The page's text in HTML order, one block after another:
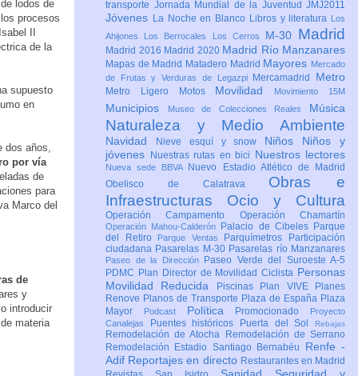
lodos de
procesos
II
de la
supuesto
en
dos años,
por vía
de
para
Marco del
de
y
introducir
materia
transporte Jornada Mundial de la Juventud JMJ2011
Jóvenes La Noche en Blanco Libros y literatura
Los
Ahijones
Los Berrocales Los Cerros M-30 Madrid
Madrid 2016 Madrid 2020 Madrid Río Manzanares
Mapas de Madrid Matadero Madrid Mayores Mercado
de Frutas y Verduras de Legazpi
Mercamadrid Metro
Metro Ligero Motos Movilidad Movimiento 15M
Municipios Museo de Colecciones Reales Música
Naturaleza y Medio Ambiente
Navidad Nieve esquí y snow Niños Niños y
jóvenes
Nuestras rutas en bici Nuestros lectores
Nueva sede BBVA
Nuevo Estadio Atlético de Madrid
Obelisco de Calatrava Obras e
Infraestructuras Ocio y Cultura
Operación Campamento Operación Chamartín
Operación Mahou-Calderón Palacio de Cibeles Parque
del Retiro
Parque Ventas Parquímetros
Participación
ciudadana Pasarelas M-30 Pasarelas río Manzanares
Paseo de la Dirección
Paseo Verde del Suroeste A-5
PDMC Plan Director de Movilidad Ciclista Personas
Movilidad Reducida
Piscinas Plan VIVE
Planes
Renove Planos de Transporte Plaza de España Plaza
Mayor
Podcast Política Promocionado
Proyecto
Canalejas
Puentes históricos Puerta del Sol Rebajas
Remodelación de Atocha
Remodelación de Serrano
Remodelación Estadio Santiago Bernabéu Renfe -
Adif Reportajes en directo Restaurantes en Madrid